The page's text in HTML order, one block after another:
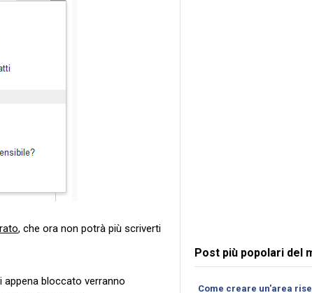
, che ora non potrà più scriverti
appena bloccato verranno
Post più popolari del
Come creare un'area